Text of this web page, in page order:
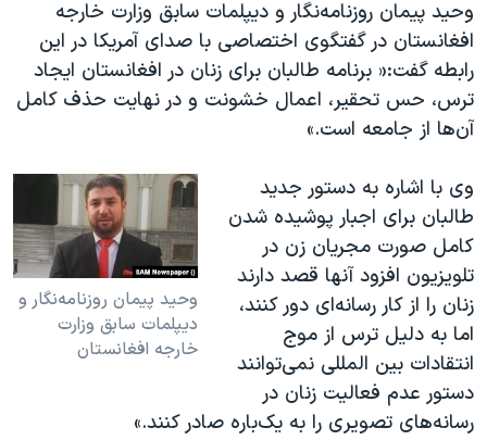
وحید پیمان روزنامه‌نگار و دیپلمات سابق وزارت خارجه
افغانستان در گفتگوی اختصاصی با صدای آمریکا در این
رابطه گفت:« برنامه طالبان برای زنان در افغانستان ایجاد
ترس، حس تحقیر، اعمال خشونت و در نهایت حذف کامل
آن‌ها از جامعه است.»
وحید پیمان روزنامه‌نگار و
دیپلمات سابق وزارت
خارجه افغانستان
وی با اشاره به دستور جدید
طالبان برای اجبار پوشیده شدن
کامل صورت مجریان زن در
تلویزیون افزود آنها قصد دارند
زنان را از کار رسانه‌ای دور کنند،
اما به دلیل ترس از موج
انتقادات بین المللی نمی‌توانند
دستور عدم فعالیت زنان در
رسانه‌های تصویری را به یک‌باره صادر کنند.»